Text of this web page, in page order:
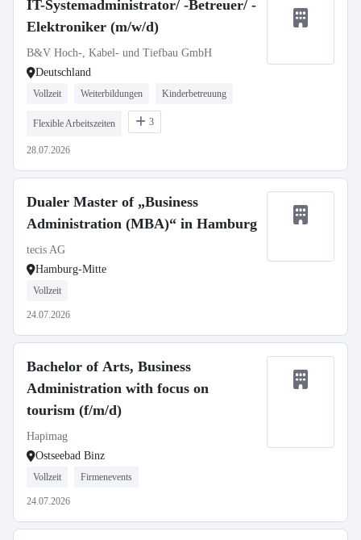
IT-Systemadministrator/ -Betreuer/ -
Elektroniker (m/w/d)
B&V Hoch-, Kabel- und Tiefbau GmbH
Deutschland
Vollzeit Weiterbildungen Kinderbetreuung
Flexible Arbeitszeiten 3
28.07.2026
Dualer Master of „Business
Administration (MBA)“ in Hamburg
tecis AG
Hamburg-Mitte
Vollzeit
24.07.2026
Bachelor of Arts, Business
Administration with focus on
tourism (f/m/d)
Hapimag
Ostseebad Binz
Vollzeit Firmenevents
24.07.2026